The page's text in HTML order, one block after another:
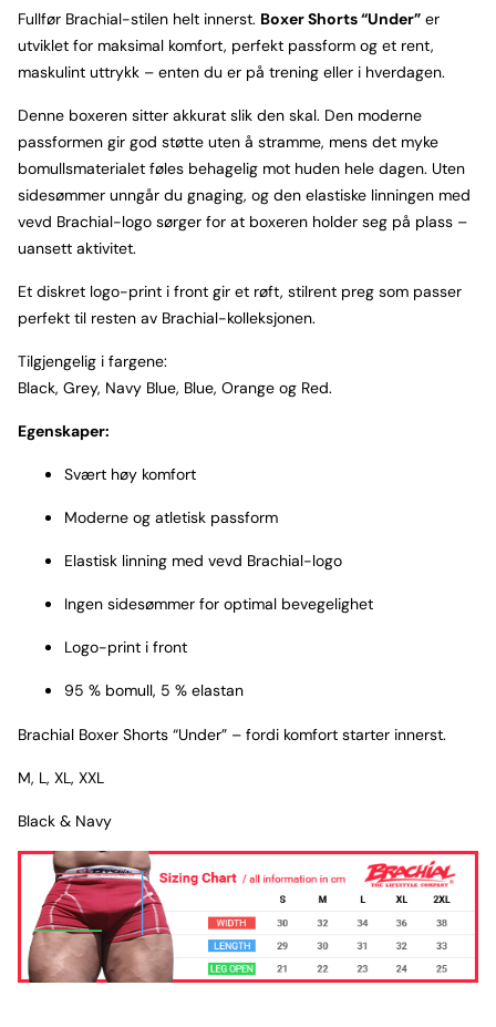
Fullfør Brachial-stilen helt innerst. Boxer Shorts “Under” er
utviklet for maksimal komfort, perfekt passform og et rent,
maskulint uttrykk – enten du er på trening eller i hverdagen.
Denne boxeren sitter akkurat slik den skal. Den moderne
passformen gir god støtte uten å stramme, mens det myke
bomullsmaterialet føles behagelig mot huden hele dagen. Uten
sidesømmer unngår du gnaging, og den elastiske linningen med
vevd Brachial-logo sørger for at boxeren holder seg på plass –
uansett aktivitet.
Et diskret logo-print i front gir et røft, stilrent preg som passer
perfekt til resten av Brachial-kolleksjonen.
Tilgjengelig i fargene:
Black, Grey, Navy Blue, Blue, Orange og Red.
Egenskaper:
Svært høy komfort
Moderne og atletisk passform
Elastisk linning med vevd Brachial-logo
Ingen sidesømmer for optimal bevegelighet
Logo-print i front
95 % bomull, 5 % elastan
Brachial Boxer Shorts “Under” – fordi komfort starter innerst.
M, L, XL, XXL
Black & Navy